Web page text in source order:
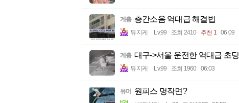
계층 층간소음 역대급 해결법
뮤지케 Lv.99 조회 2410 추천 1 06:09
계층 대구->서울 운전한 역대급 초딩
뮤지케 Lv.99 조회 1960 06:03
유머 원피스 명작면?